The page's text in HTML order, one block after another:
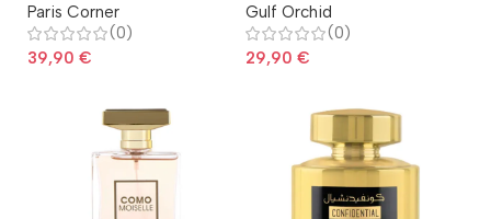
Paris Corner
(0)
39,90 €
Gulf Orchid
(0)
29,90 €